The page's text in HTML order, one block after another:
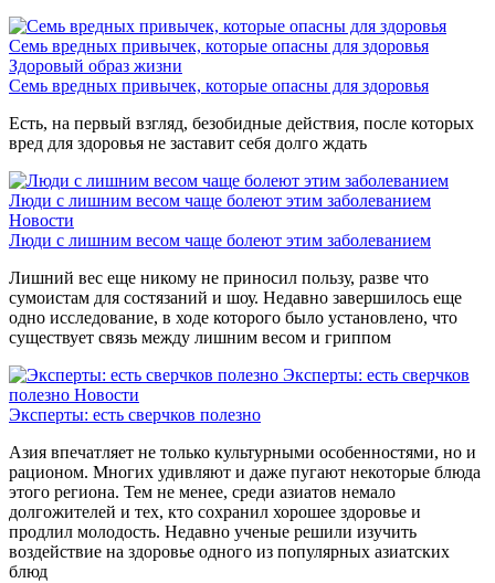
Семь вредных привычек, которые опасны для здоровья
Здоровый образ жизни
Семь вредных привычек, которые опасны для здоровья
Есть, на первый взгляд, безобидные действия, после которых
вред для здоровья не заставит себя долго ждать
Люди с лишним весом чаще болеют этим заболеванием
Новости
Люди с лишним весом чаще болеют этим заболеванием
Лишний вес еще никому не приносил пользу, разве что
сумоистам для состязаний и шоу. Недавно завершилось еще
одно исследование, в ходе которого было установлено, что
существует связь между лишним весом и гриппом
Эксперты: есть сверчков
полезно Новости
Эксперты: есть сверчков полезно
Азия впечатляет не только культурными особенностями, но и
рационом. Многих удивляют и даже пугают некоторые блюда
этого региона. Тем не менее, среди азиатов немало
долгожителей и тех, кто сохранил хорошее здоровье и
продлил молодость. Недавно ученые решили изучить
воздействие на здоровье одного из популярных азиатских
блюд